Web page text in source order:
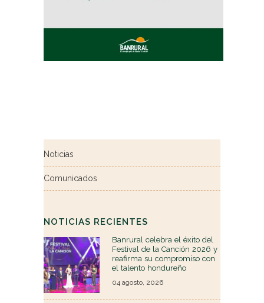
Noticias
Comunicados
NOTICIAS RECIENTES
Banrural celebra el éxito del
Festival de la Canción 2026 y
reafirma su compromiso con
el talento hondureño
04 agosto, 2026